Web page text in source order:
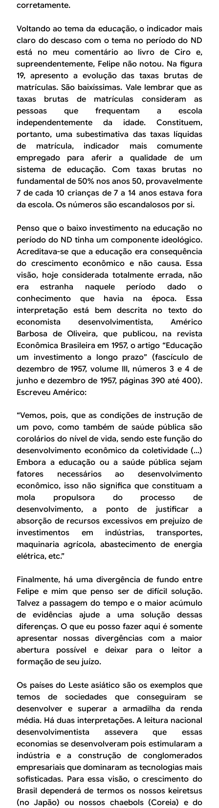
corretamente.
Voltando ao tema da educação, o indicador mais
claro do descaso com o tema no período do ND
está no meu comentário ao livro de Ciro e,
supreendentemente, Felipe não notou. Na figura
19, apresento a evolução das taxas brutas de
matrículas. São baixíssimas. Vale lembrar que as
taxas brutas de matrículas consideram as
pessoas que frequentam a escola
independentemente da idade. Constituem,
portanto, uma subestimativa das taxas líquidas
de matrícula, indicador mais comumente
empregado para aferir a qualidade de um
sistema de educação. Com taxas brutas no
fundamental de 50% nos anos 50, provavelmente
7 de cada 10 crianças de 7 a 14 anos estava fora
da escola. Os números são escandalosos por si.
Penso que o baixo investimento na educação no
período do ND tinha um componente ideológico.
Acreditava-se que a educação era consequência
do crescimento econômico e não causa. Essa
visão, hoje considerada totalmente errada, não
era estranha naquele período dado o
conhecimento que havia na época. Essa
interpretação está bem descrita no texto do
economista desenvolvimentista, Américo
Barbosa de Oliveira, que publicou, na revista
Econômica Brasileira em 1957, o artigo “Educação
um investimento a longo prazo” (fascículo de
dezembro de 1957, volume III, números 3 e 4 de
junho e dezembro de 1957, páginas 390 até 400).
Escreveu Américo:
“Vemos, pois, que as condições de instrução de
um povo, como também de saúde pública são
corolários do nível de vida, sendo este função do
desenvolvimento econômico da coletividade (...)
Embora a educação ou a saúde pública sejam
fatores necessários ao desenvolvimento
econômico, isso não significa que constituam a
mola propulsora do processo de
desenvolvimento, a ponto de justificar a
absorção de recursos excessivos em prejuízo de
investimentos em indústrias, transportes,
maquinaria agrícola, abastecimento de energia
elétrica, etc.”
Finalmente, há uma divergência de fundo entre
Felipe e mim que penso ser de difícil solução.
Talvez a passagem do tempo e o maior acúmulo
de evidências ajude a uma solução dessas
diferenças. O que eu posso fazer aqui é somente
apresentar nossas divergências com a maior
abertura possível e deixar para o leitor a
formação de seu juízo.
Os países do Leste asiático são os exemplos que
temos de sociedades que conseguiram se
desenvolver e superar a armadilha da renda
média. Há duas interpretações. A leitura nacional
desenvolvimentista assevera que essas
economias se desenvolveram pois estimularam a
indústria e a construção de conglomerados
empresariais que dominaram as tecnologias mais
sofisticadas. Para essa visão, o crescimento do
Brasil dependerá de termos os nossos keiretsus
(no Japão) ou nossos chaebols (Coreia) e do